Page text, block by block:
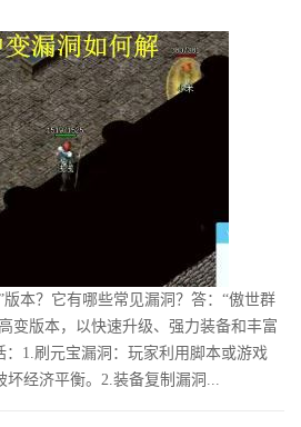
本？它有哪些常见漏洞？答：“傲世群
变版本，以快速升级、强力装备和丰富
1.刷元宝漏洞：玩家利用脚本或游戏
经济平衡。2.装备复制漏洞...